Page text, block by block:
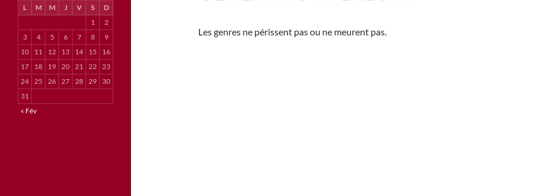
Les genres ne périssent pas ou ne meurent pas.
L M M J V S
D
1
2
3
4 5 6 7 8
9
10
11 12 13 14 15
16
17
18 19 20 21 22 23
24 25 26 27 28 29
30
31
« Fév